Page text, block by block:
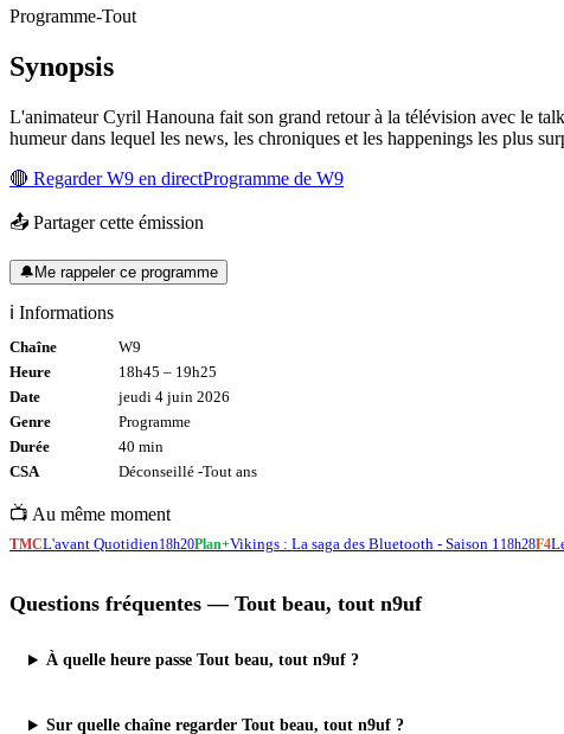
Programme-Tout
Synopsis
L'animateur Cyril Hanouna fait son grand retour à la télévision avec le
humeur dans lequel les news, les chroniques et les happenings les plus
🔴 RegarderW9 en directProgramme de W9
📤 Partager cette émission
🔔Me rappeler ce programme
ℹ️ Informations
Chaîne
W9
Heure
18h45 – 19h25
Date
jeudi 4 juin 2026
Genre
Programme
Durée
40 min
CSA
Déconseillé -Tout ans
📺 Au même moment
TMCL'avant Quotidien18h20Plan+Vikings : La saga des Bluetooth - Saison 118h28F4
Questions fréquentes — Tout beau, tout n9uf
À quelle heure passe Tout beau, tout n9uf ?
Sur quelle chaîne regarder Tout beau, tout n9uf ?